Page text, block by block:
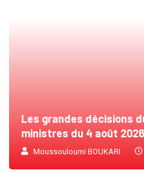
Les grandes décisions
ministres du 4 août 2026
Moussouloumi BOUKARI